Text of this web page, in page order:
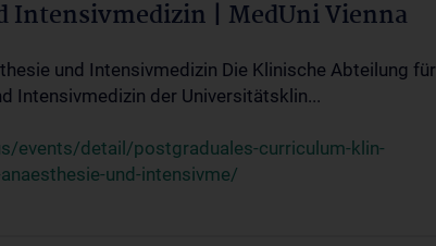
Intensivmedizin | MedUni Vienna
und Intensivmedizin Die Klinische Abteilung für
Intensivmedizin der Universitätsklin...
events/detail/postgraduales-curriculum-klin-
und-intensivme/